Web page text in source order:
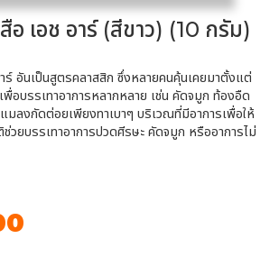
อ เอช อาร์ (สีขาว) (10 กรัม)
ร์ อันเป็นสูตรคลาสสิก ซึ่งหลายคนคุ้นเคยมาตั้งแต่
พื่อบรรเทาอาการหลากหลาย เช่น คัดจมูก ท้องอืด
มลงกัดต่อยเพียงทาเบาๆ บริเวณที่มีอาการเพื่อให้
วยบรรเทาอาการปวดศีรษะ คัดจมูก หรืออาการไม่